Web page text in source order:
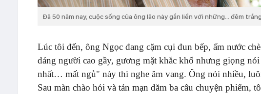
Đã 50 năm nay, cuộc sống của ông lão này gắn liền với những… đêm trắng
Lúc tôi đến, ông Ngọc đang cặm cụi đun bếp, ấm nước
dáng người cao gầy, gương mặt khắc khổ nhưng giọng
nhất… mất ngủ" này thì nghe âm vang. Ông nói nhiều,
Sau màn chào hỏi và tản mạn dăm ba câu chuyện phiếm,